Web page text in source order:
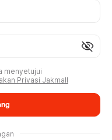
visibility_off
menyetujui
Privasi Jakmall